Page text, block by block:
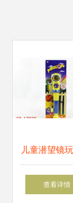
儿童潜望镜
仿真设计到
查看详情